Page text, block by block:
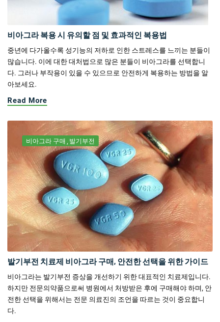
비아그라 복용 시 유의할 점 및 효과적인 복용법
중년에 다가올수록 성기능의 저하로 인한 스트레스를 느끼는 분들이
많습니다. 이에 대한 대처법으로 많은 분들이 비아그라를 선택합니
다. 그러나 부작용이 있을 수 있으므로 안전하게 복용하는 방법을 알
아보세요.
Read More
비아그라 구매 발기부전
발기부전 치료제 비아그라 구매, 안전한 선택을 위한 가이드
비아그라는 발기부전 증상을 개선하기 위한 대표적인 치료제입니다.
하지만 전문의약품으로써 병원에서 처방받은 후에 구매해야 하며, 안
전한 선택을 위해서는 전문 의료진의 조언을 따르는 것이 중요합니
다.